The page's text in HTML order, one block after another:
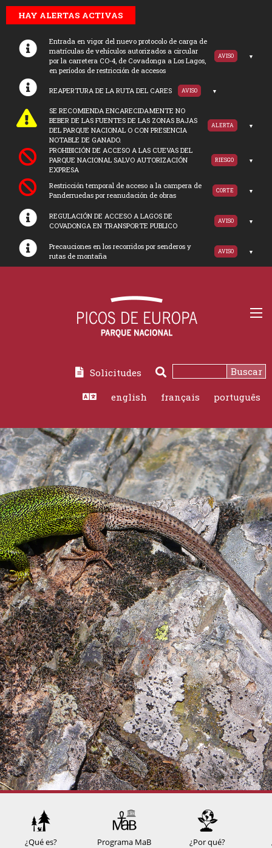
HAY ALERTAS ACTIVAS
Entrada en vigor del nuevo protocolo de carga de
matrículas de vehículos autorizados a circular
por la carretera CO-4, de Covadonga a Los Lagos,
en períodos de restricción de accesos
AVISO
REAPERTURA DE LA RUTA DEL CARES AVISO
SE RECOMIENDA ENCARECIDAMENTE NO
BEBER DE LAS FUENTES DE LAS ZONAS BAJAS
DEL PARQUE NACIONAL O CON PRESENCIA
NOTABLE DE GANADO.
ALERTA
PROHIBICIÓN DE ACCESO A LAS CUEVAS DEL
PARQUE NACIONAL SALVO AUTORIZACIÓN
EXPRESA
RIESGO
Restricción temporal de acceso a la campera de
Panderruedas por reanudación de obras
CORTE
REGULACIÓN DE ACCESO A LAGOS DE
COVADONGA EN TRANSPORTE PUBLICO
AVISO
Precauciones en los recorridos por senderos y
rutas de montaña
AVISO
Solicitudes Buscar
english français português
¿Qué es? Programa MaB ¿Por qué?